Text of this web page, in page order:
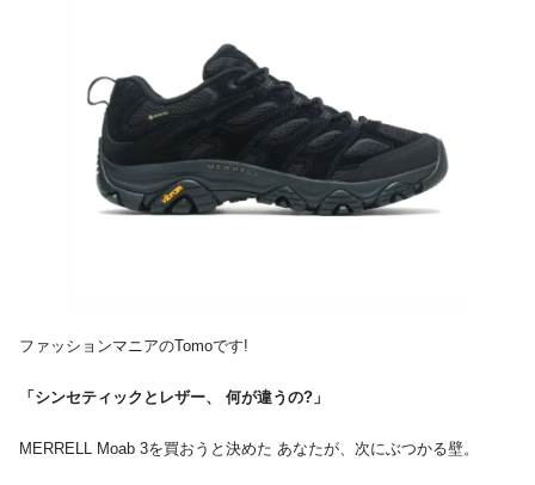
ファッションマニアのTomoです!
「シンセティックとレザー、 何が違うの?」
MERRELL Moab 3を買おうと決めた あなたが、次にぶつかる壁。